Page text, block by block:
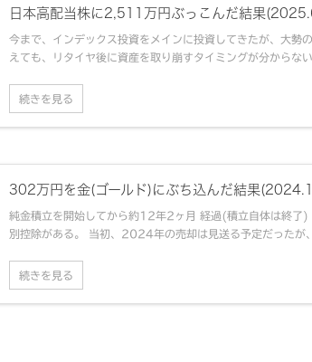
日本高配当株に2,511万円ぶっこんだ結果
今まで、インデックス投資をメインに投資してきたが、大勢
えても、リタイヤ後に資産を取り崩すタイミングが分からな
続きを見る
302万円を金(ゴールド)にぶち込んだ結果
純金積立を開始してから約12年2ヶ月 経過(積立自体は終了
別控除がある。 当初、2024年の売却は見送る予定だったが
続きを見る